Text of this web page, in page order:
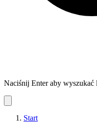
Naciśnij Enter aby wyszukać
Start